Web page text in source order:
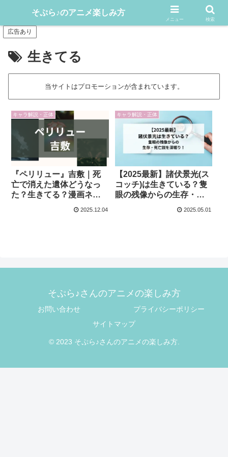
アニメや漫画をどんどん楽しむ情報発信サイト
広告あり
生きてる
当サイトはプロモーションが含まれています。
キャラ解説・正体
『ペリリュー』吉敷｜死
亡で消えた遺体どうなっ
た？生きてる？漫画ネタ
2025.12.04
キャラ解説・正体
【2025最新】諸伏景光(ス
コッチ)は生きている？隻
眼の残像からの生存・死
2025.05.01
そぷら♪さんのアニメの楽しみ方
お問い合わせ
プライバシーポリシー
サイトマップ
© 2023 そぷら♪さんのアニメの楽しみ方.
そぷら♪のアニメ楽しみ方
メニュー 検索